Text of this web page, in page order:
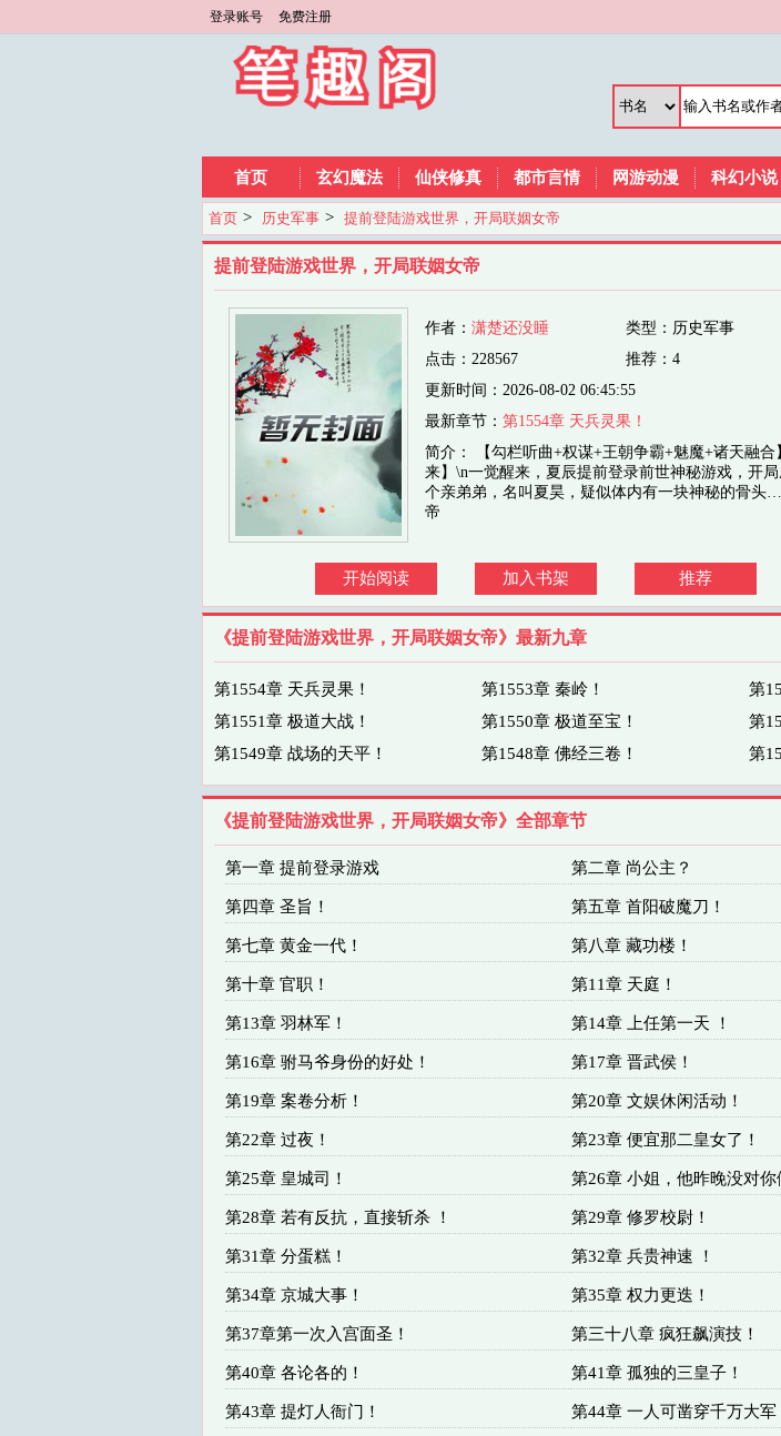
登录账号 免费注册
首页 玄幻魔法 仙侠修真 都市言情 网游动漫 科幻小说
首页 > 历史军事 > 提前登陆游戏世界，开局联姻女帝
提前登陆游戏世界，开局联姻女帝
作者： 潇楚还没睡 类型：历史军事
点击：228567
推荐：4
更新时间：2026-08-02 06:45:55
最新章节： 第1554章 天兵灵果！
简介： 【勾栏听曲+权谋+王朝争霸+魅魔+诸天融
来】\n一觉醒来，夏辰提前登录前世神秘游戏，开
个亲弟弟，名叫夏昊，疑似体内有一块神秘的骨头
帝
开始阅读 加入书架 推荐
《提前登陆游戏世界，开局联姻女帝》最新九章
第1554章 天兵灵果！ 第1553章 秦岭！
第
第1551章 极道大战！
第1550章 极道至宝！
第
第1549章 战场的天平！
第1548章 佛经三卷！ 第
《提前登陆游戏世界，开局联姻女帝》全部章节
第一章 提前登录游戏 第二章 尚公主？
第四章 圣旨！ 第五章 首阳破魔刀！
第七章 黄金一代！ 第八章 藏功楼！
第十章 官职！ 第11章 天庭！
第13章 羽林军！ 第14章 上任第一天 ！
第16章 驸马爷身份的好处！ 第17章 晋武侯！
第19章 案卷分析！ 第20章 文娱休闲活动！
第22章 过夜！ 第23章 便宜那二皇女了！
第25章 皇城司！ 第26章 小姐，他昨晚没对你
第28章 若有反抗，直接斩杀 ！ 第29章 修罗校尉！
第31章 分蛋糕！ 第32章 兵贵神速 ！
第34章 京城大事！ 第35章 权力更迭！
第37章第一次入宫面圣！ 第三十八章 疯狂飙演技！
第40章 各论各的！ 第41章 孤独的三皇子！
第43章 提灯人衙门！ 第44章 一人可凿穿千万大军